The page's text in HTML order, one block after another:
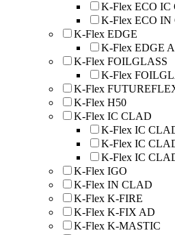
K-Flex ECO IC
K-Flex ECO
K-Flex EDGE
K-Flex EDGE
K-Flex FOILGLASS
K-Flex
K-Flex
K-Flex H50
K-Flex IC CLAD
K-Flex IC
K-Flex IC
K-Flex IC
K-Flex IGO
K-Flex IN CLAD
K-Flex K-FIRE
K-Flex K-FIX AD
K-Flex K-MASTIC